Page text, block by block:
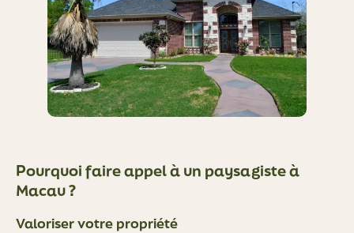
Pourquoi faire appel à un paysagiste à
Macau ?
Valoriser votre propriété